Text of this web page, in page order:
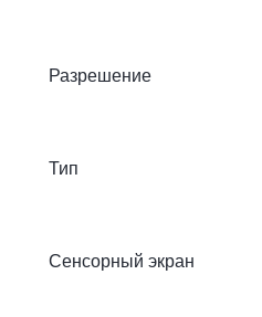
Разрешение
Тип
Сенсорный экран